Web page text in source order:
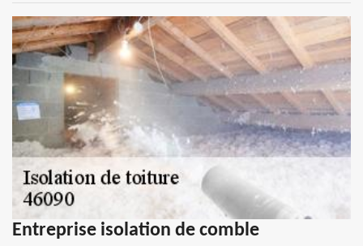
Entreprise isolation de comble